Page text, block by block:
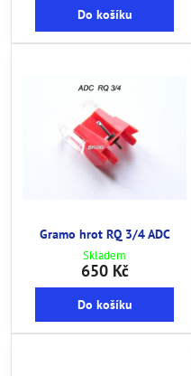
Do košíku
Gramo hrot RQ 3/4 ADC
Skladem
650 Kč
Do košíku